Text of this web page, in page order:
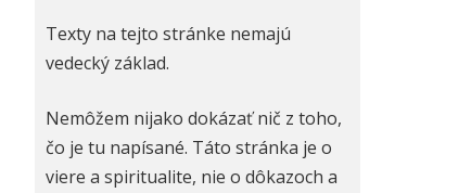
Texty na tejto stránke nemajú
vedecký základ.
Nemôžem nijako dokázať nič z toho,
čo je tu napísané. Táto stránka je o
viere a spiritualite, nie o dôkazoch a